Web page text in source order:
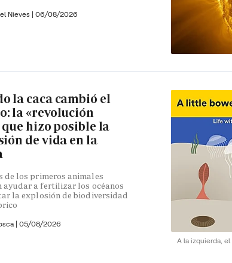
Nieves | 06/08/2026
A la izquierda,
la caca cambió el
la «revolución
hizo posible la
de vida en la
de los primeros animales
ayudar a fertilizar los océanos
la explosión de biodiversidad
| 05/08/2026